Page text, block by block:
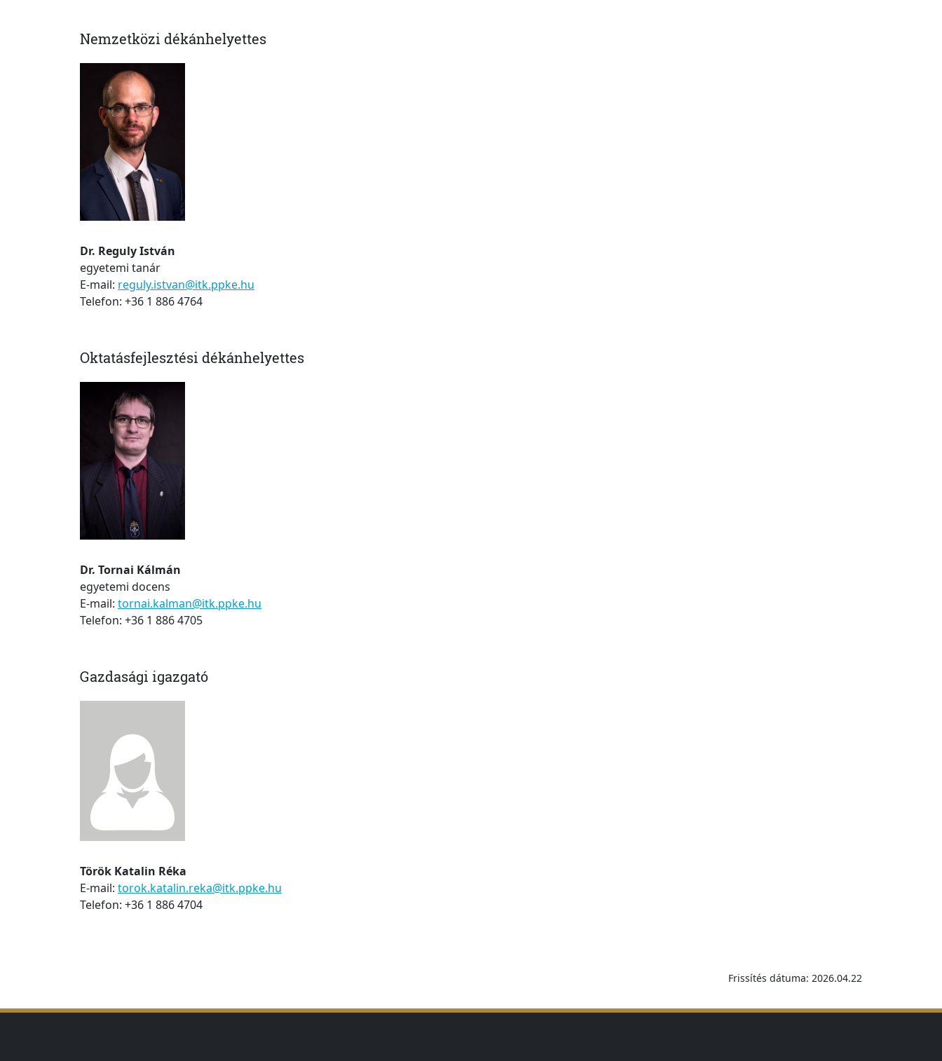
Nemzetközi dékánhelyettes
Dr. Reguly István
egyetemi tanár
E-mail: reguly.istvan@itk.ppke.hu
Telefon: +36 1 886 4764
Oktatásfejlesztési dékánhelyettes
Dr. Tornai Kálmán
egyetemi docens
E-mail: tornai.kalman@itk.ppke.hu
Telefon: +36 1 886 4705
Gazdasági igazgató
Török Katalin Réka
E-mail: torok.katalin.reka@itk.ppke.hu
Telefon: +36 1 886 4704
Frissítés dátuma: 2026.04.22